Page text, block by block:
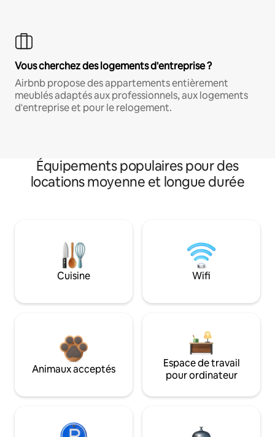
Vous cherchez des logements d'entreprise ?
Airbnb propose des appartements entièrement
meublés adaptés aux professionnels, aux logements
d'entreprise et pour le relogement.
Équipements populaires pour des
locations moyenne et longue durée
Cuisine Wifi
Animaux acceptés
Espace de travail
pour ordinateur